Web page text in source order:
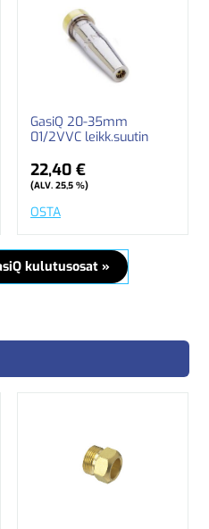
GasiQ 20-35mm
01/2VVC leikk.suutin
22,40 €
(ALV. 25,5 %)
OSTA
kulutusosat »